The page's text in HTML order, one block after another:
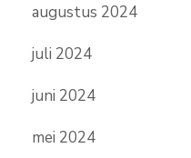
augustus 2024
juli 2024
juni 2024
mei 2024